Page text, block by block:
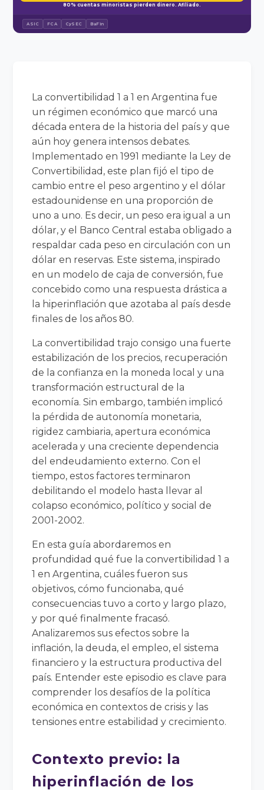
80% cuentas minoristas pierden dinero. Afiliado.
ASIC FCA CySEC BaFin
La convertibilidad 1 a 1 en Argentina fue
un régimen económico que marcó una
década entera de la historia del país y que
aún hoy genera intensos debates.
Implementado en 1991 mediante la Ley de
Convertibilidad, este plan fijó el tipo de
cambio entre el peso argentino y el dólar
estadounidense en una proporción de
uno a uno. Es decir, un peso era igual a un
dólar, y el Banco Central estaba obligado a
respaldar cada peso en circulación con un
dólar en reservas. Este sistema, inspirado
en un modelo de caja de conversión, fue
concebido como una respuesta drástica a
la hiperinflación que azotaba al país desde
finales de los años 80.
La convertibilidad trajo consigo una fuerte
estabilización de los precios, recuperación
de la confianza en la moneda local y una
transformación estructural de la
economía. Sin embargo, también implicó
la pérdida de autonomía monetaria,
rigidez cambiaria, apertura económica
acelerada y una creciente dependencia
del endeudamiento externo. Con el
tiempo, estos factores terminaron
debilitando el modelo hasta llevar al
colapso económico, político y social de
2001-2002.
En esta guía abordaremos en
profundidad qué fue la convertibilidad 1 a
1 en Argentina, cuáles fueron sus
objetivos, cómo funcionaba, qué
consecuencias tuvo a corto y largo plazo,
y por qué finalmente fracasó.
Analizaremos sus efectos sobre la
inflación, la deuda, el empleo, el sistema
financiero y la estructura productiva del
país. Entender este episodio es clave para
comprender los desafíos de la política
económica en contextos de crisis y las
tensiones entre estabilidad y crecimiento.
Contexto previo: la
hiperinflación de los